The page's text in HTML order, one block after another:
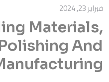
فبراير 23, 2024
Materials,
And